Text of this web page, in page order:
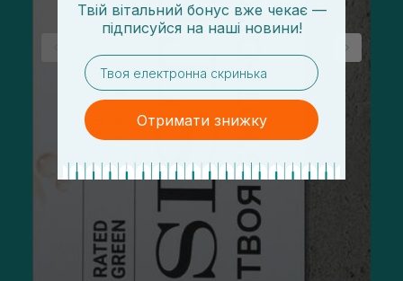
Твій вітальний бонус вже чекає —
підписуйся на наші новини!
email
Отримати знижку